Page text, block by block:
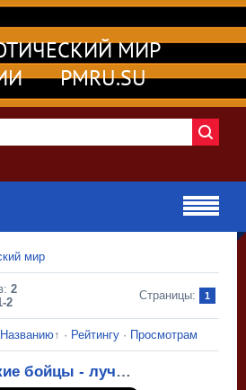
МИР
PMRU.SU
мир
: 2
2
Страницы: 1
Названию↑ · Рейтингу · Просмотрам
Русские бойцы - лучшие ...